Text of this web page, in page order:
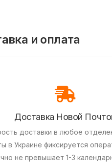
и оплата
Доставка Новой
доставки в любое
в Украине фиксируется
не превышает 1-3